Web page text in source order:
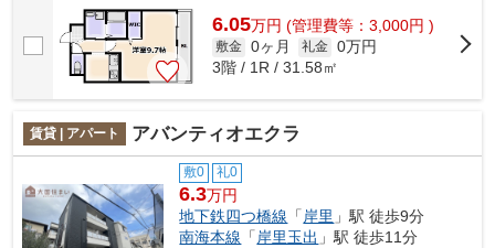
6.05万円 (管理費等：3,000円 )
敷金 0ヶ月 礼金 0万円
3階 / 1R / 31.58㎡
賃貸 | アパート アバンティオエクラ
敷0 礼0
6.3万円
地下鉄四つ橋線 「岸里 」駅 徒歩9分
南海本線 「岸里玉出 」駅 徒歩11分